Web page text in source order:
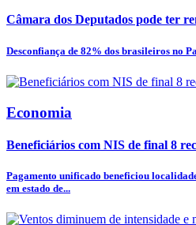
Câmara dos Deputados pode ter
Desconfiança de 82% dos brasileiros no
Economia
Beneficiários com NIS de final 8
Pagamento unificado beneficiou
em estado de...